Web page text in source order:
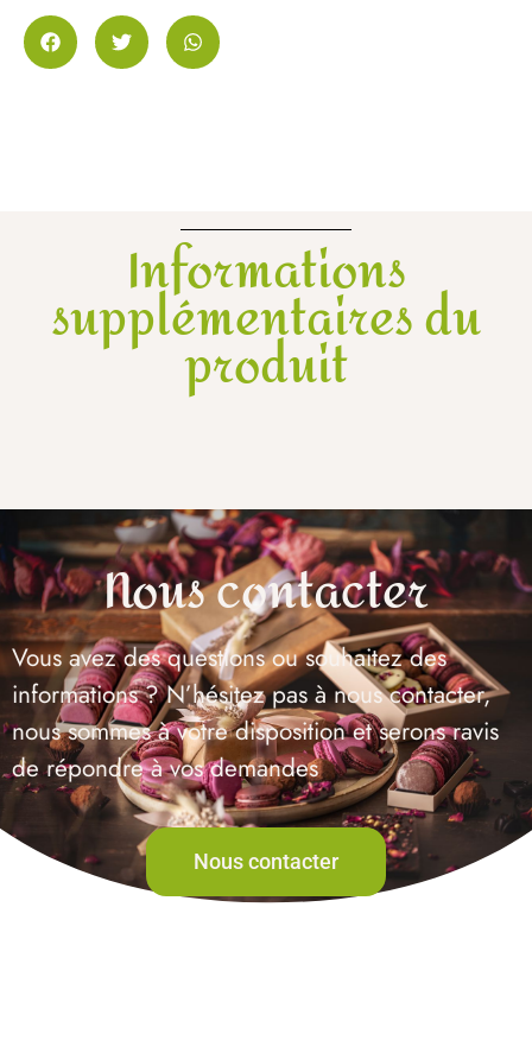
Informations
supplémentaires du
produit
Nous contacter
Vous avez des questions ou souhaitez des
informations ? N’hésitez pas à nous contacter,
nous sommes à votre disposition et serons ravis
de répondre à vos demandes
Nous contacter